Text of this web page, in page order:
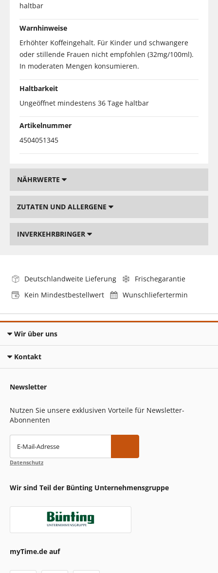
haltbar
Warnhinweise
Erhöhter Koffeingehalt. Für Kinder und schwangere
oder stillende Frauen nicht empfohlen (32mg/100ml).
In moderaten Mengen konsumieren.
Haltbarkeit
Ungeöffnet mindestens 36 Tage haltbar
Artikelnummer
4504051345
NÄHRWERTE
ZUTATEN UND ALLERGENE
INVERKEHRBRINGER
Deutschlandweite Lieferung
Frischegarantie
Kein Mindestbestellwert
Wunschliefertermin
Wir über uns
Kontakt
Newsletter
Nutzen Sie unsere exklusiven Vorteile für Newsletter-
Abonnenten
E-Mail-Adresse
Datenschutz
Wir sind Teil der Bünting Unternehmensgruppe
myTime.de auf